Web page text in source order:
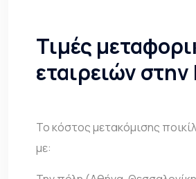
Τιμές
εταιρειών
Το κόστος μετακόμισης
με: